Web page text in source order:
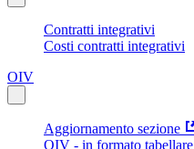
Contratti integrativi
Costi contratti integrativi
OIV
Aggiornamento sezione
OIV - in formato tabellare